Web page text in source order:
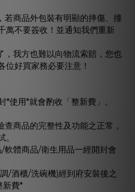
商品外包裝有明顯的摔傷、撞
萬不要簽收！並通知我們重新
我方也難以向物流索賠，您也
位好買家務必要注意！
使用*就會酌收「整新費」。
商品的完整性及功能之正常，
體商品/衛生用品一經開封會
/酒櫃/洗碗機)經到府安裝後之
新費*